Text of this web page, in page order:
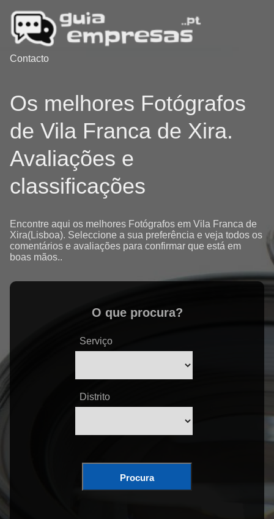
Contacto
Os melhores Fotógrafos
de Vila Franca de Xira.
Avaliações e
classificações
Encontre aqui os melhores Fotógrafos em Vila Franca de
Xira(Lisboa). Seleccione a sua preferência e veja todos os
comentários e avaliações para confirmar que está em
boas mãos..
O que procura?
Serviço
Distrito
Procura